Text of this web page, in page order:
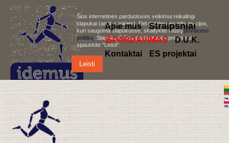
Šios internetinės parduotuvės veikimui reikalingi
slapukai (angl. cookies). Dėl detalesnės informacijos,
kuri saugoma slapukuose, skaitykite mūsųprivatumo
politiką . Slapukų iš šios parduotuvės priėmimui,
spauskite "Leisti".
Leisti
Apie mus Straipsniai
IŠPARDAVIMAS
D.U.K.
Kontaktai
ES projektai